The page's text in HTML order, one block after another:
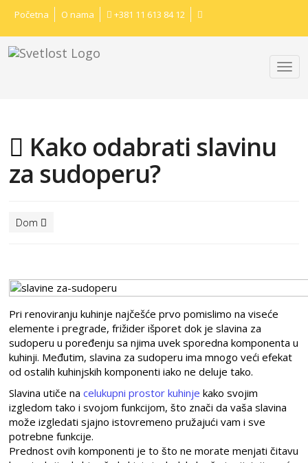
Početna O nama +381 11 613 84 12
Kako odabrati slavinu
za sudoperu?
Dom
Pri renoviranju kuhinje najčešće prvo pomislimo na viseće
elemente i pregrade, frižider išporet dok je slavina za
sudoperu u poređenju sa njima uvek sporedna komponenta u
kuhinji. Međutim, slavina za sudoperu ima mnogo veći efekat
od ostalih kuhinjskih komponenti iako ne deluje tako.
Slavina utiče nacelukupni prostor kuhinje kako svojim
izgledom tako i svojom funkcijom, što znači da vaša slavina
može izgledati sjajno istovremeno pružajući vam i sve
potrebne funkcije.
Prednost ovih komponenti je to što ne morate menjati čitavu